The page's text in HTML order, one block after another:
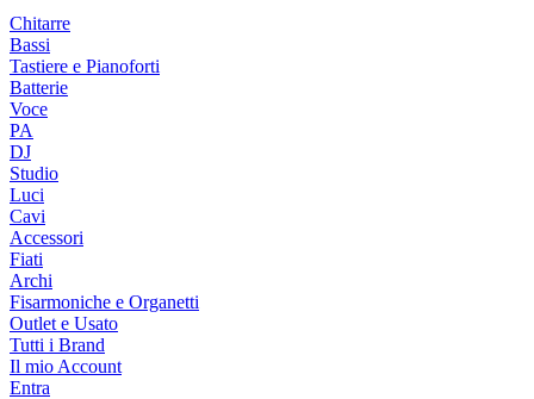
Chitarre
Bassi
Tastiere e Pianoforti
Batterie
Voce
PA
DJ
Studio
Luci
Cavi
Accessori
Fiati
Archi
Fisarmoniche e Organetti
Outlet e Usato
Tutti i Brand
Il mio Account
Entra